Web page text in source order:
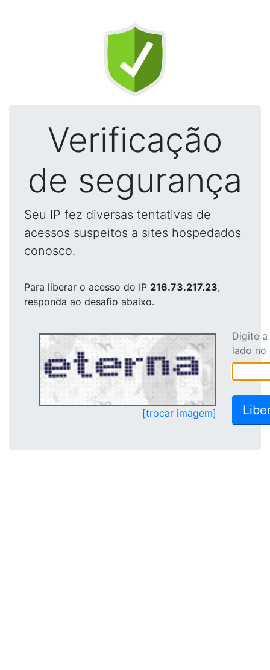
Verificação
de segurança
Seu IP fez diversas tentativas de
acessos suspeitos a sites hospedados
conosco.
Para liberar o acesso do IP 216.73.217.23,
responda ao desafio abaixo.
[trocar imagem]
Digite
lado no